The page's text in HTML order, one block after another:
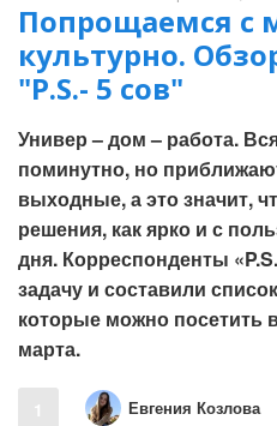
Попрощаемся с
культурно.
"P.S.- 5 сов"
Универ – дом – работа.
поминутно, но
выходные, а это значит,
решения, как ярко и с
дня. Корреспонденты
задачу и составили
которые можно посетить
марта.
1 Евгения Козлова